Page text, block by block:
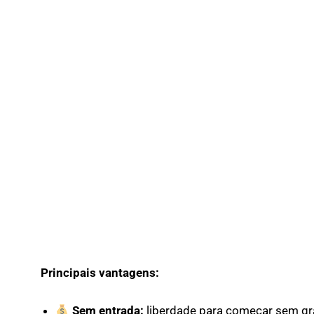
Principais vantagens:
Sem entrada: liberdade para começar sem